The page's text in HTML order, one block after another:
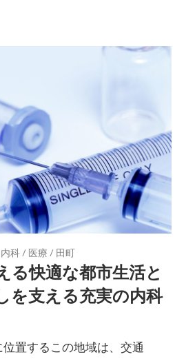
内科/ 医療/ 田町
る快適な都市生活と
を支える充実の内科
置するこの地域は、交通